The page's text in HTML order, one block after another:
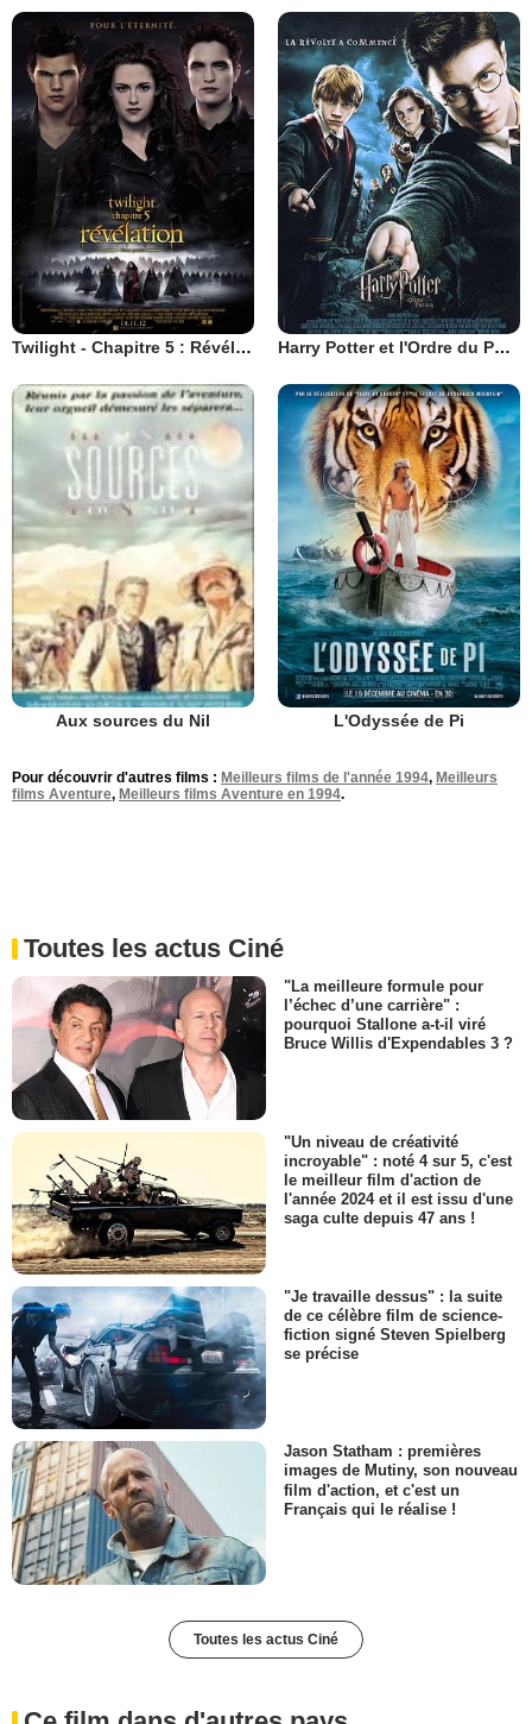
Twilight - Chapitre 5 : Révélation 2e partie Harry Potter et l'Ordre du Phénix
Aux sources du Nil L'Odyssée de Pi
Pour découvrir d'autres films : Meilleurs films de l'année 1994, Meilleurs
films Aventure, Meilleurs films Aventure en 1994.
Toutes les actus Ciné
"La meilleure formule pour
l’échec d’une carrière" :
pourquoi Stallone a-t-il viré
Bruce Willis d'Expendables 3 ?
"Un niveau de créativité
incroyable" : noté 4 sur 5, c'est
le meilleur film d'action de
l'année 2024 et il est issu d'une
saga culte depuis 47 ans !
"Je travaille dessus" : la suite
de ce célèbre film de science-
fiction signé Steven Spielberg
se précise
Jason Statham : premières
images de Mutiny, son nouveau
film d'action, et c'est un
Français qui le réalise !
Toutes les actus Ciné